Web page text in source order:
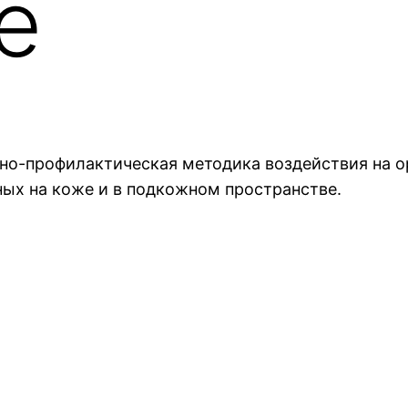
профилактическая методика воздействия на
на коже и в подкожном пространстве.